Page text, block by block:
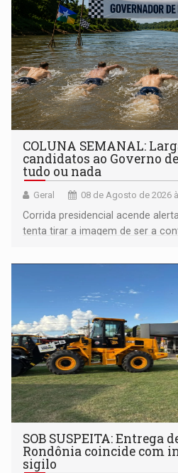
COLUNA SEMANAL:
candidatos ao Governo
tudo ou nada
Geral 08 de Agosto de 2026
Corrida presidencial acende
tenta tirar a imagem de ser a
não ter entrado no modo
SOB SUSPEITA: Entrega
Rondônia coincide com
sigilo